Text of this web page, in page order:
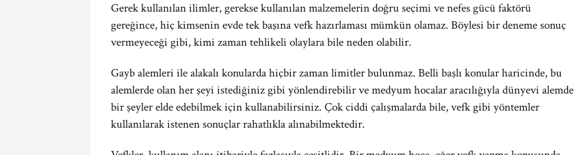
Gerek kullanılan ilimler, gerekse kullanılan malzemelerin doğru seçimi ve nefes gücü faktörü
gereğince, hiç kimsenin evde tek başına vefk hazırlaması mümkün olamaz. Böylesi bir deneme sonuç
vermeyeceği gibi, kimi zaman tehlikeli olaylara bile neden olabilir.
Gayb alemleri ile alakalı konularda hiçbir zaman limitler bulunmaz. Belli başlı konular haricinde, bu
alemlerde olan her şeyi istediğiniz gibi yönlendirebilir ve medyum hocalar aracılığıyla dünyevi alemde
bir şeyler elde edebilmek için kullanabilirsiniz. Çok ciddi çalışmalarda bile, vefk gibi yöntemler
kullanılarak istenen sonuçlar rahatlıkla alınabilmektedir.